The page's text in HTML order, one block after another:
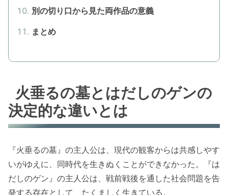
別の切り口から見た両作品の意義
まとめ
火垂るの墓とはだしのゲンの
決定的な違いとは
『火垂るの墓』の主人公は、現代の観客からは共感しやす
いがゆえに、同時代を生きぬくことができなかった。『は
だしのゲン』の主人公は、戦前戦後を通した社会問題を告
発する存在として、たくましく生きている。